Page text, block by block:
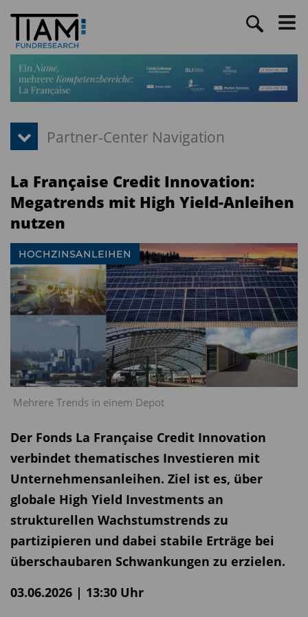
La Française Credit Innovation:
Megatrends mit High Yield-Anleihen
nutzen
Mehrere Trends in einem Depot
HOCHZINSANLEIHEN
Der Fonds La Française Credit Innovation
verbindet thematisches Investieren mit
Unternehmensanleihen. Ziel ist es, über
globale High Yield Investments an
strukturellen Wachstumstrends zu
partizipieren und dabei stabile Erträge bei
überschaubaren Schwankungen zu erzielen.
03.06.2026 | 13:30 Uhr